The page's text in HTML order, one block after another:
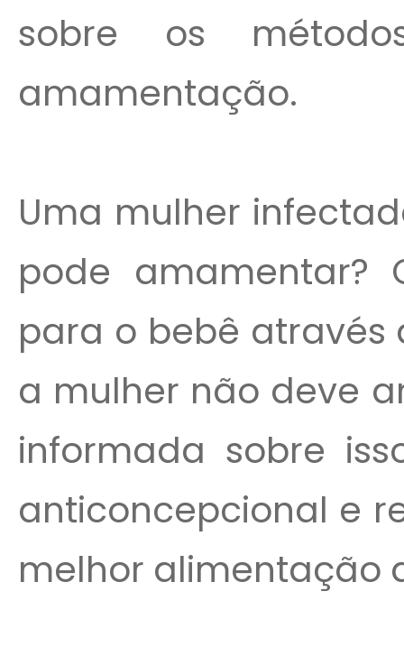
sobre os
amamentação.
Uma mulher
pode amamentar?
para o bebê
a mulher não deve
informada sobre
anticoncepcional e
melhor alimentação